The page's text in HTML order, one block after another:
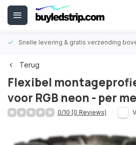
Snelle levering & gratis verzending
Terug
Flexibel
voor RGB neon - per
0/10 (0 Reviews)